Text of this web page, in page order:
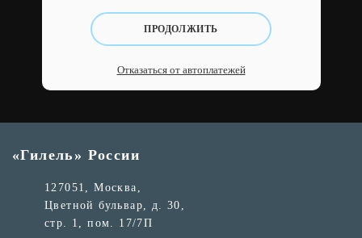
ПРОДОЛЖИТЬ
Отказаться от автоплатежей
«Гилель» России
127051, Москва,
Цветной бульвар, д. 30,
стр. 1, пом. 17/7П